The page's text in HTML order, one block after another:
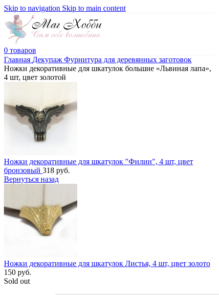
Skip to navigation Skip to main content
0 товаров
Главная Декупаж Фурнитура для деревянных заготовок
Ножки декоративные для шкатулок большие «Львиная лапа»,
4 шт, цвет золотой
Ножки декоративные для шкатулок "Филин", 4 шт, цвет
бронзовый 318 руб.
Вернуться назад
Ножки декоративные для шкатулок Листья, 4 шт, цвет золото
150 руб.
Sold out